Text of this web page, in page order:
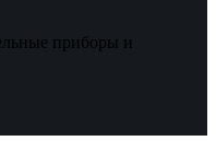
приборы и